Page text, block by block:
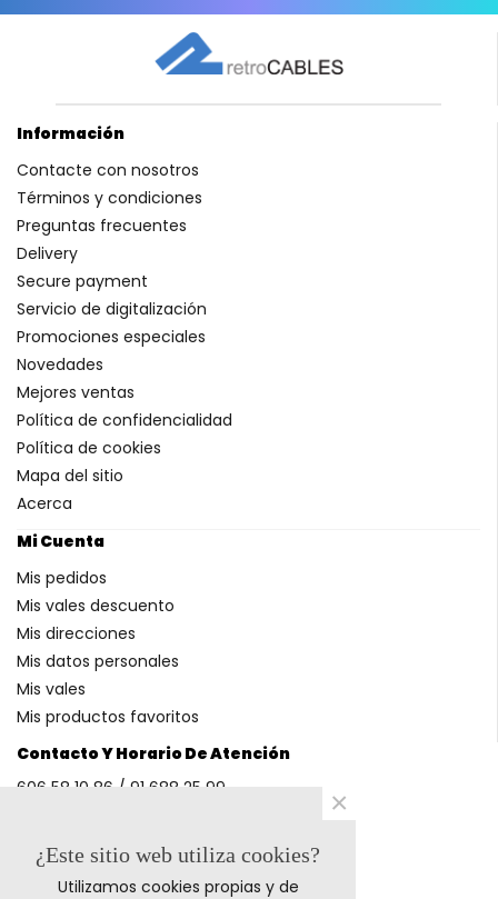
Contacto Y Horario De Atención
606 58 10 86 / 91 688 25 99
Métodos De Pago
Información
Contacte con nosotros
Términos y condiciones
Preguntas frecuentes
Delivery
Secure payment
Servicio de digitalización
Promociones especiales
Novedades
Mejores ventas
Política de confidencialidad
Política de cookies
Mapa del sitio
Acerca
Mi Cuenta
Mis pedidos
Mis vales descuento
Mis direcciones
Mis datos personales
Mis vales
Mis productos favoritos
¿Este sitio web utiliza cookies?
Utilizamos cookies propias y de
×